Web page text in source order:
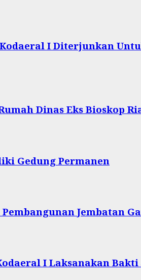
I Diterjunkan
Dinas Eks Bioskop
Gedung Permanen
Jembatan
I Laksanakan